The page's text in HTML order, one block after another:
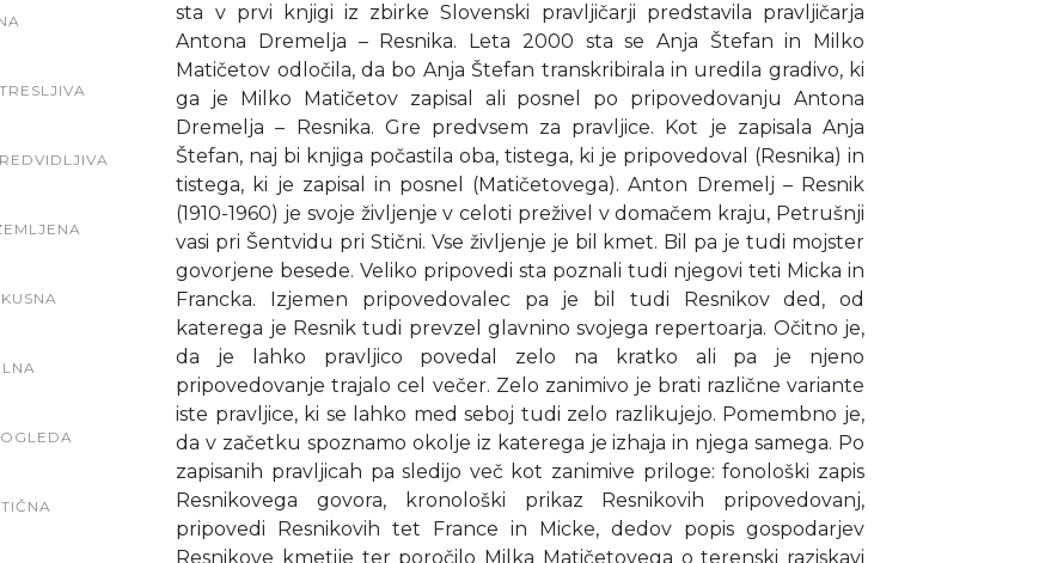
sta v prvi knjigi iz zbirke Slovenski pravljičarji predstavila pravljičarja
Antona Dremelja – Resnika. Leta 2000 sta se Anja Štefan in Milko
Matičetov odločila, da bo Anja Štefan transkribirala in uredila gradivo, ki
ga je Milko Matičetov zapisal ali posnel po pripovedovanju Antona
Dremelja – Resnika. Gre predvsem za pravljice. Kot je zapisala Anja
Štefan, naj bi knjiga počastila oba, tistega, ki je pripovedoval (Resnika) in
tistega, ki je zapisal in posnel (Matičetovega). Anton Dremelj – Resnik
(1910-1960) je svoje življenje v celoti preživel v domačem kraju, Petrušnji
vasi pri Šentvidu pri Stični. Vse življenje je bil kmet. Bil pa je tudi mojster
govorjene besede. Veliko pripovedi sta poznali tudi njegovi teti Micka in
Francka. Izjemen pripovedovalec pa je bil tudi Resnikov ded, od
katerega je Resnik tudi prevzel glavnino svojega repertoarja. Očitno je,
da je lahko pravljico povedal zelo na kratko ali pa je njeno
pripovedovanje trajalo cel večer. Zelo zanimivo je brati različne variante
iste pravljice, ki se lahko med seboj tudi zelo razlikujejo. Pomembno je,
da v začetku spoznamo okolje iz katerega je izhaja in njega samega. Po
zapisanih pravljicah pa sledijo več kot zanimive priloge: fonološki zapis
Resnikovega govora, kronološki prikaz Resnikovih pripovedovanj,
pripovedi Resnikovih tet France in Micke, dedov popis gospodarjev
Resnikove kmetije ter poročilo Milka Matičetovega o terenski raziskavi